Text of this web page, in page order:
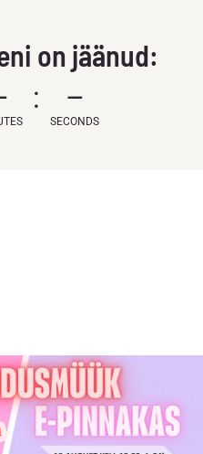
on jäänud:
–
SECONDS